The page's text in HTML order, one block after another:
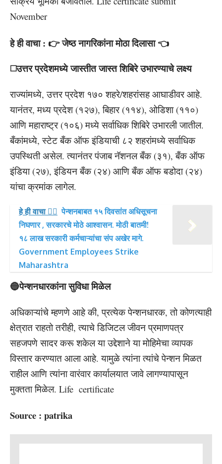
November
हे ही वाचा : 👉 जेष्ठ नागरिकांना मोठा दिलासा 👈
◻️उत्तर प्रदेशमध्ये जास्तीत जास्त शिबिरे उभारण्याचे लक्ष्य
राज्यांमध्ये, उत्तर प्रदेश १७० शहरे/शहरांसह आघाडीवर आहे.
यानंतर, मध्य प्रदेश (१२७), बिहार (११४), ओडिशा (११०)
आणि महाराष्ट्र (१०६) मध्ये सर्वाधिक शिबिरे उभारली जातील.
बँकांमध्ये, स्टेट बँक ऑफ इंडियाची ८२ शहरांमध्ये सर्वाधिक
उपस्थिती असेल. त्यानंतर पंजाब नॅशनल बँक (३१), बँक ऑफ
इंडिया (२७), इंडियन बँक (२४) आणि बँक ऑफ बडोदा (२४)
यांचा क्रमांक लागेल.
हे ही वाचा 👉🏻 पेन्शनबाबत १५ दिवसांत अधिसूचना
निघणार , सरकारचे मोठे आश्वासन. मोठी बातमी!
१८ लाख सरकारी कर्मचाऱ्यांचा संप अखेर मागे.
Government Employees Strike
Maharashtra
🔵पेन्शनधारकांना सुविधा मिळेल
अधिकाऱ्यांचे म्हणणे आहे की, प्रत्येक पेन्शनधारक, तो कोणत्याही
क्षेत्रात राहतो तरीही, त्याचे डिजिटल जीवन प्रमाणपत्र
सहजपणे सादर करू शकेल या उद्देशाने या मोहिमेचा व्यापक
विस्तार करण्यात आला आहे. यामुळे त्यांना त्यांचे पेन्शन मिळत
राहील आणि त्यांना वारंवार कार्यालयात जावे लागण्यापासून
मुक्तता मिळेल. Life certificate
Source : patrika